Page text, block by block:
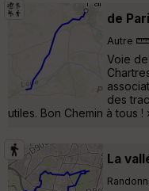
de
Autre
Voie
des
utiles. Bon Chemin à tous !
La